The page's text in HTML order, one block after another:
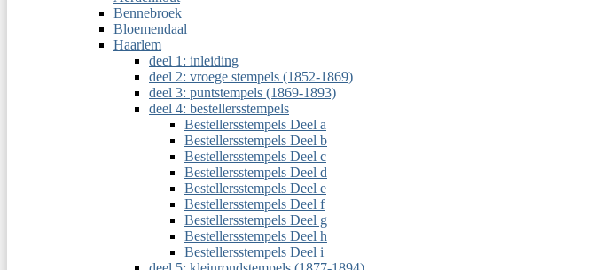
Bennebroek
Bloemendaal
Haarlem
deel 1: inleiding
deel 2: vroege stempels (1852-1869)
deel 3: puntstempels (1869-1893)
deel 4: bestellersstempels
Bestellersstempels Deel a
Bestellersstempels Deel b
Bestellersstempels Deel c
Bestellersstempels Deel d
Bestellersstempels Deel e
Bestellersstempels Deel f
Bestellersstempels Deel g
Bestellersstempels Deel h
Bestellersstempels Deel i